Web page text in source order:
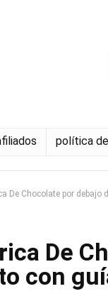
política
De Chocolate por
De
con